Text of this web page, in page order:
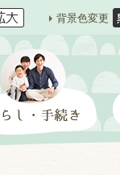
背景色変更